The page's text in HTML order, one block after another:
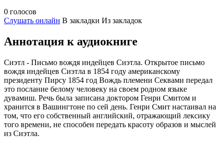
0 голосов
Слушать онлайн В закладки Из закладок
Аннотация к аудиокниге
Сиэтл - Письмо вождя индейцев Сиэтла. Открытое письмо
вождя индейцев Сиэтла в 1854 году американскому
президенту Пирсу 1854 год Вождь племени Секвами передал
это послание белому человеку на своем родном языке
дувамиш. Речь была записана доктором Генри Смитом и
хранится в Вашингтоне по сей день. Генри Смит настаивал на
том, что его собственный английский, отражающий лексику
того времени, не способен передать красоту образов и мыслей
из Сиэтла.